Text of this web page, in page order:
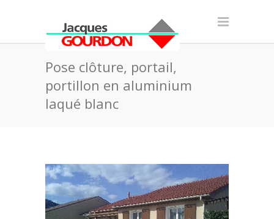
Pose clôture, portail,
portillon en aluminium
laqué blanc